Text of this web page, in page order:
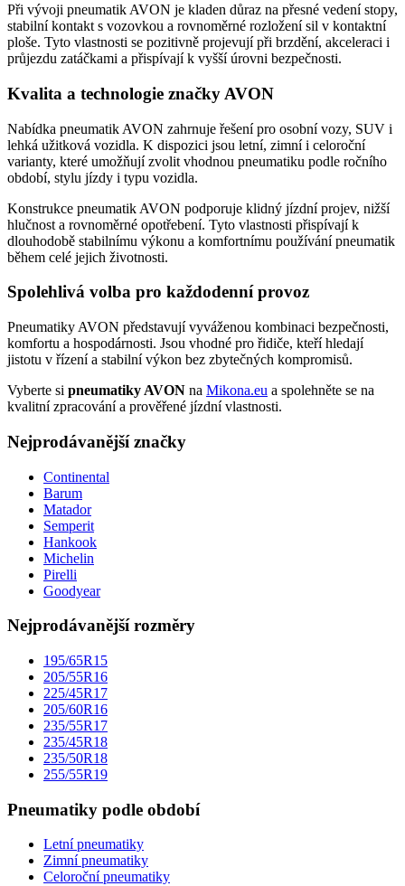
Při vývoji pneumatik AVON je kladen důraz na přesné vedení stopy,
stabilní kontakt s vozovkou a rovnoměrné rozložení sil v kontaktní
ploše. Tyto vlastnosti se pozitivně projevují při brzdění, akceleraci i
průjezdu zatáčkami a přispívají k vyšší úrovni bezpečnosti.
Kvalita a technologie značky AVON
Nabídka pneumatik AVON zahrnuje řešení pro osobní vozy, SUV i
lehká užitková vozidla. K dispozici jsou letní, zimní i celoroční
varianty, které umožňují zvolit vhodnou pneumatiku podle ročního
období, stylu jízdy i typu vozidla.
Konstrukce pneumatik AVON podporuje klidný jízdní projev, nižší
hlučnost a rovnoměrné opotřebení. Tyto vlastnosti přispívají k
dlouhodobě stabilnímu výkonu a komfortnímu používání pneumatik
během celé jejich životnosti.
Spolehlivá volba pro každodenní provoz
Pneumatiky AVON představují vyváženou kombinaci bezpečnosti,
komfortu a hospodárnosti. Jsou vhodné pro řidiče, kteří hledají
jistotu v řízení a stabilní výkon bez zbytečných kompromisů.
Vyberte si pneumatiky AVON na Mikona.eu a spolehněte se na
kvalitní zpracování a prověřené jízdní vlastnosti.
Nejprodávanější značky
Continental
Barum
Matador
Semperit
Hankook
Michelin
Pirelli
Goodyear
Nejprodávanější rozměry
195/65R15
205/55R16
225/45R17
205/60R16
235/55R17
235/45R18
235/50R18
255/55R19
Pneumatiky podle období
Letní pneumatiky
Zimní pneumatiky
Celoroční pneumatiky